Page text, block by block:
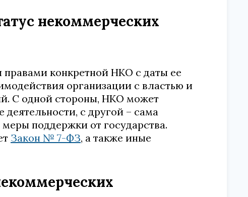
некоммерческих
правами конкретной НКО с даты ее
организации с властью и
С одной стороны, НКО может
с другой – сама
поддержки от государства.
Закон № 7-ФЗ, а также иные